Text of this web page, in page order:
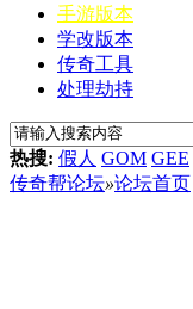
手游版本
学改版本
传奇工具
处理劫持
热搜: 假人 GOM GEE
传奇帮论坛»论坛首页